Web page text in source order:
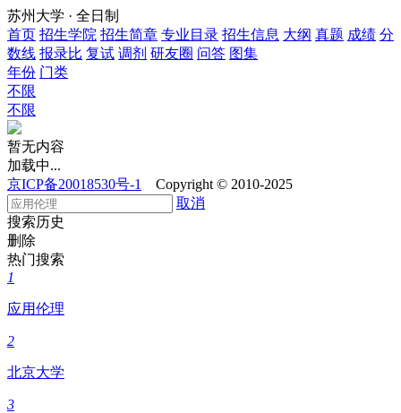
苏州大学 · 全日制
首页 招生学院 招生简章 专业目录 招生信息 大纲 真题 成绩 分
数线 报录比 复试 调剂 研友圈 问答 图集
年份 门类
不限
不限
暂无内容
加载中...
京ICP备20018530号-1
Copyright © 2010-2025
取消
搜索历史
删除
热门搜索
1
应用伦理
2
北京大学
3